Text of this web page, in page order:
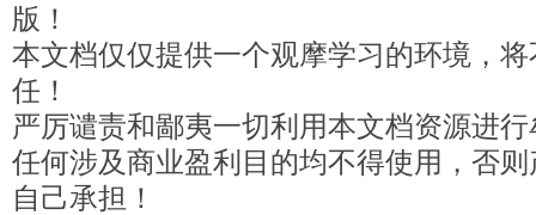
版！
本文档仅仅提供一个观摩学习的环境，
任！
严厉谴责和鄙夷一切利用本文档资源进
任何涉及商业盈利目的均不得使用，否
自己承担！